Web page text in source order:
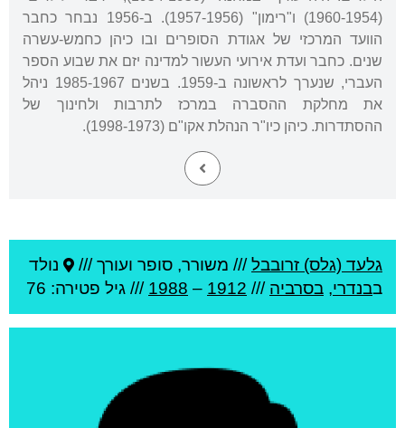
(1960-1954) ו"רימון" (1957-1956). ב-1956 נבחר כחבר
הוועד המרכזי של אגודת הסופרים ובו כיהן כחמש-עשרה
שנים. כחבר ועדת אירועי העשור למדינה יזם את שבוע הספר
העברי, שנערך לראשונה ב-1959. בשנים 1985-1967 ניהל
את מחלקת ההסברה במרכז לתרבות ולחינוך של
ההסתדרות. כיהן כיו"ר הנהלת אקו"ם (1998-1973).
גלעד (גלס) זרובבל/// משורר, סופר ועורך ///
נולד
בבנדרי, בסרביה ///
1912
–
1988 /// גיל פטירה: 76